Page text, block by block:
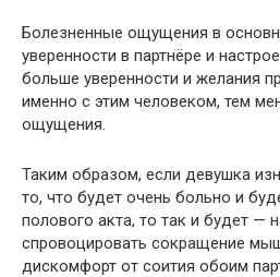
Болезненные ощущения в
уверенности в партнёре и
больше уверенности и желания
именно с этим человеком, тем
ощущения.
Таким образом, если девушка
то, что будет очень больно и
полового акта, то так и будет —
спровоцировать сокращение
дискомфорт от соития обоим